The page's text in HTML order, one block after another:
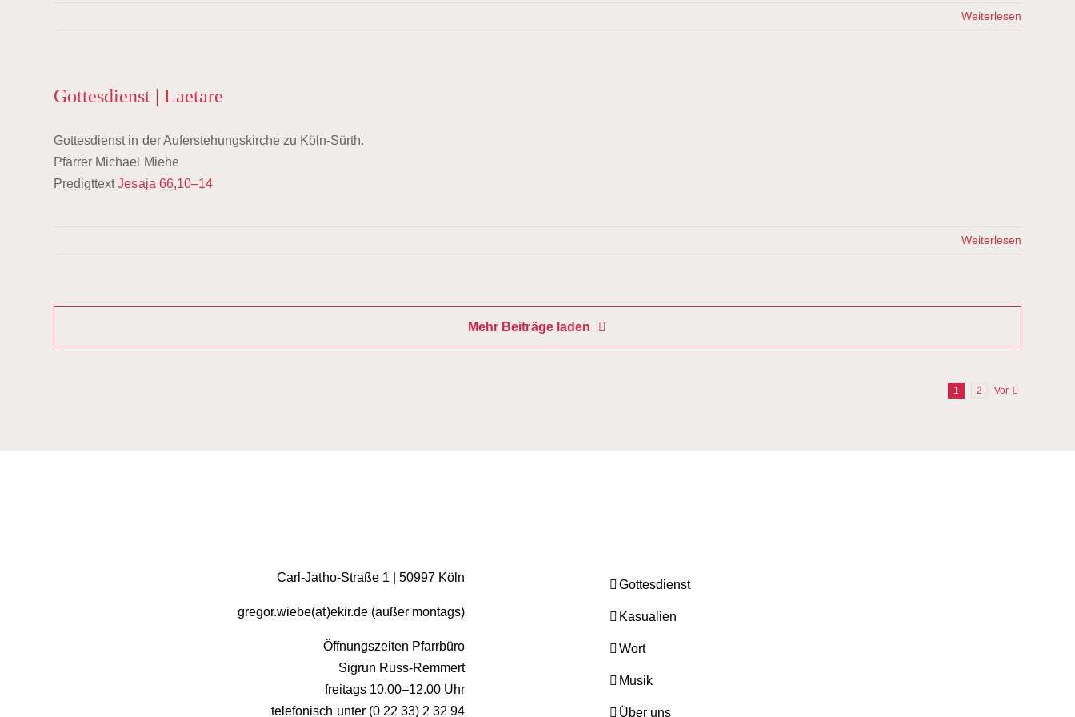
Weiterlesen
Gottesdienst | Laetare
Gottesdienst in der Auferstehungskirche zu Köln-Sürth.
Pfarrer Michael Miehe
Predigttext Jesaja 66,10–14
Weiterlesen
Mehr Beiträge laden
1 2 Vor
Carl-Jatho-Straße 1 | 50997 Köln
gregor.wiebe(at)ekir.de (außer montags)
Öffnungszeiten Pfarrbüro
Sigrun Russ-Remmert
freitags 10.00–12.00 Uhr
telefonisch unter (0 22 33) 2 32 94
Gottesdienst
Kasualien
Wort
Musik
Über uns